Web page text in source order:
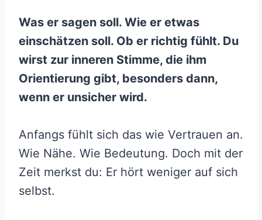
Was er sagen soll. Wie er etwas
einschätzen soll. Ob er richtig fühlt. Du
wirst zur inneren Stimme, die ihm
Orientierung gibt, besonders dann,
wenn er unsicher wird.
Anfangs fühlt sich das wie Vertrauen an.
Wie Nähe. Wie Bedeutung. Doch mit der
Zeit merkst du: Er hört weniger auf sich
selbst.